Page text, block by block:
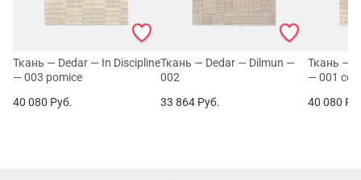
Ткань — Dedar — In Discipline
— 003 pomice
40 080 Руб.
Ткань — Dedar — Dilmun —
002
33 864 Руб.
Ткань —
— 001
40 080